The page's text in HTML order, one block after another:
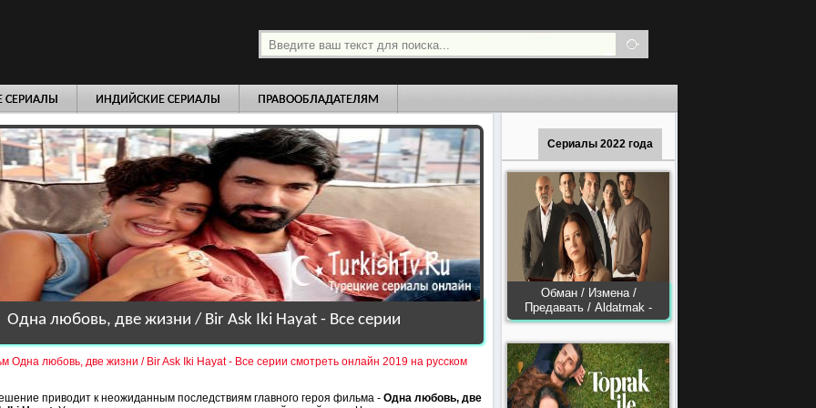
СЕРИАЛЫ ИНДИЙСКИЕ СЕРИАЛЫ ПРАВООБЛАДАТЕЛЯМ
Сериалы 2022 года
Обман / Измена /
Предавать / Aldatmak -
Одна любовь, две жизни / Bir Ask Iki Hayat - Все серии
Одна любовь, две жизни / Bir Ask Iki Hayat - Все серии смотреть онлайн 2019 на русском
приводит к неожиданным последствиям главного героя фильма - Одна любовь, две